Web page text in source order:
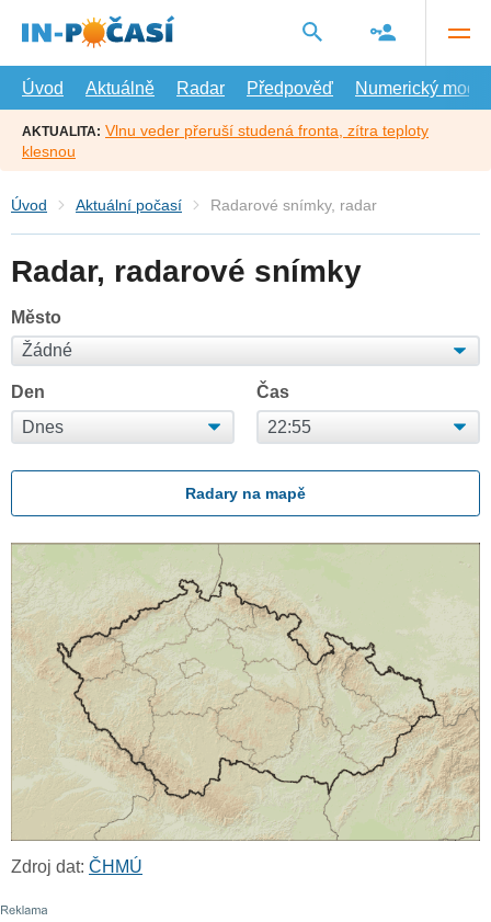
hlavní
Úvod
Aktuálně Radar Předpověď Numerický model
AKTUALITA: Vlnu veder přeruší studená fronta, zítra teploty
klesnou
Úvod Aktuální počasí Radarové snímky, radar
Radar, radarové snímky
Město
Den Čas
Radary na mapě
Zdroj dat: ČHMÚ